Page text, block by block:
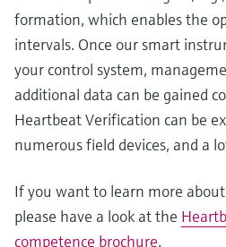
formation, which enables the
intervals. Once our smart
your control system,
additional data can be gained
Heartbeat Verification can be
numerous field devices, and a
If you want to learn more
please have a look at the
competence brochure.